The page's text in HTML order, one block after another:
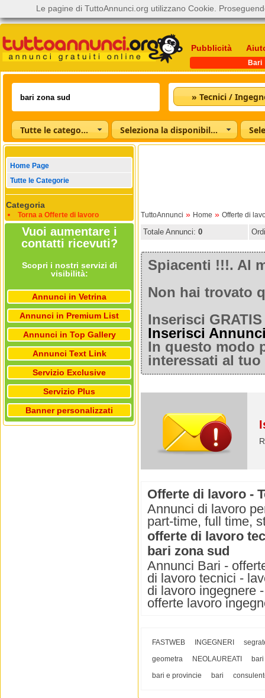
Pubblicità
Bari
» Tecnici /
Tutte le categorie Seleziona la disponibilità
Home Page
Tutte le Categorie
Categoria
Torna a Offerte di lavoro
Vuoi aumentare i
contatti ricevuti?
Scopri i nostri servizi di
visibilità:
Annunci in Vetrina
Annunci in Premium List
Annunci in Top Gallery
Annunci Text Link
Servizio Exclusive
Servizio Plus
Banner personalizzati
TuttoAnnunci » Home » Offerte di
Totale Annunci: 0
Spiacenti !!!. Al
Non hai trovato
Inserisci
Inserisci
In questo modo
interessati al
Offerte di lavoro -
Annunci di lavoro
part-time, full time,
offerte di lavoro
bari zona sud
Annunci Bari -
di lavoro tecnici -
di lavoro ingegnere
offerte lavoro
FASTWEB INGEGNERI
geometra
NEOLAUREATI
bari e provincie
bari
Le pagine di TuttoAnnunci.org utilizzano Cookie.